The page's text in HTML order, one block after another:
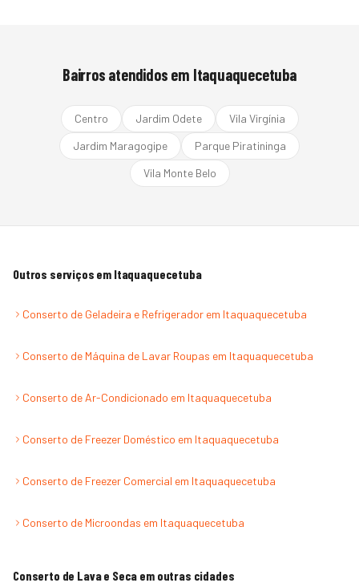
Bairros atendidos em Itaquaquecetuba
Centro Jardim Odete
Vila Virgínia
Jardim Maragogipe
Parque Piratininga
Vila Monte Belo
Outros serviços em Itaquaquecetuba
Conserto de Geladeira e Refrigerador em Itaquaquecetuba
Conserto de Máquina de Lavar Roupas em Itaquaquecetuba
Conserto de Ar-Condicionado em Itaquaquecetuba
Conserto de Freezer Doméstico em Itaquaquecetuba
Conserto de Freezer Comercial em Itaquaquecetuba
Conserto de Microondas em Itaquaquecetuba
Conserto de Lava e Seca em outras cidades